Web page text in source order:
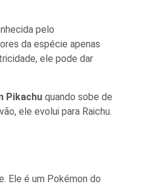
pelo
da espécie apenas
ele pode dar
Pikachu quando sobe de
ele evolui para Raichu.
Ele é um Pokémon do